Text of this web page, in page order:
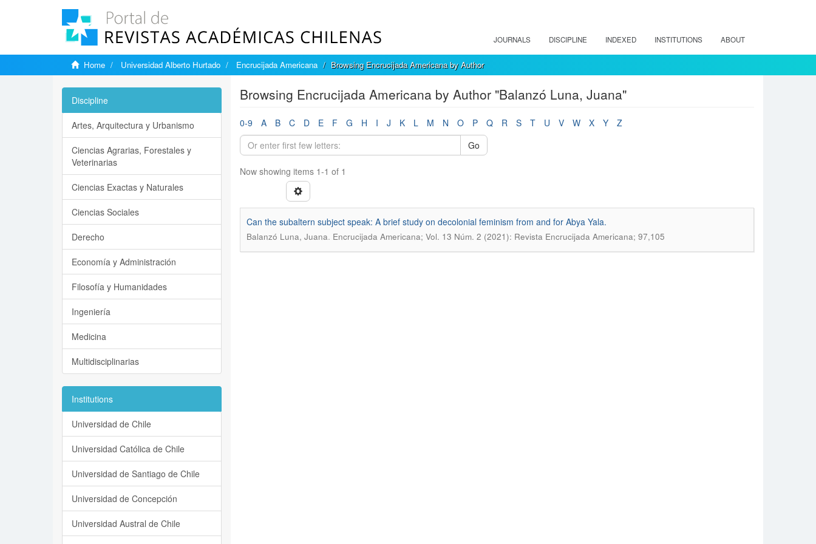
JOURNALS DISCIPLINE INDEXED INSTITUTIONS ABOUT
Home Universidad Alberto Hurtado Encrucijada Americana Browsing Encrucijada Americana by Author
Browsing Encrucijada Americana by Author "Balanzó Luna, Juana"
0-9 A B C D E F G H I J K L M N O P Q R S T U V W X Y
Z
Go
Now showing items 1-1 of 1
Can the subaltern subject speak: A brief study on decolonial feminism from and for Abya Yala.
Balanzó Luna, Juana. Encrucijada Americana; Vol. 13 Núm. 2 (2021): Revista Encrucijada Americana; 97,105
Discipline
Artes, Arquitectura y Urbanismo
Ciencias Agrarias, Forestales y
Veterinarias
Ciencias Exactas y Naturales
Ciencias Sociales
Derecho
Economía y Administración
Filosofía y Humanidades
Ingeniería
Medicina
Multidisciplinarias
Institutions
Universidad de Chile
Universidad Católica de Chile
Universidad de Santiago de Chile
Universidad de Concepción
Universidad Austral de Chile